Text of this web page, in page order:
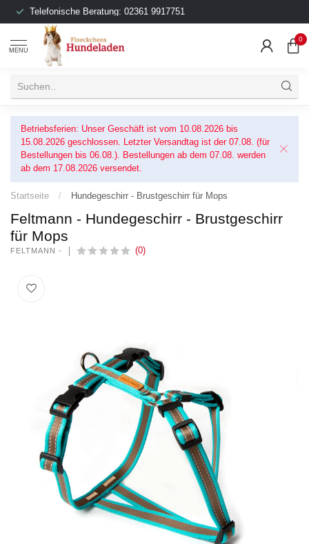
Telefonische Beratung: 02361 9917751
MENU
0
Betriebsferien: Unser Geschäft ist vom 10.08.2026 bis
15.08.2026 geschlossen. Letzter Versandtag ist der 07.08. (für
Bestellungen bis 06.08.). Bestellungen ab dem 07.08. werden
ab dem 17.08.2026 versendet.
Startseite / Hundegeschirr - Brustgeschirr für Mops
Feltmann - Hundegeschirr - Brustgeschirr
für Mops
FELTMANN - (0)